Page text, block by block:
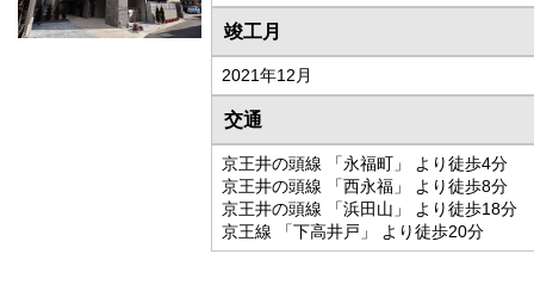
竣工月
2021年12月
交通
京王井の頭線 「永福町」 より徒歩4分
京王井の頭線 「西永福」 より徒歩8分
京王井の頭線 「浜田山」 より徒歩18分
京王線 「下高井戸」 より徒歩20分